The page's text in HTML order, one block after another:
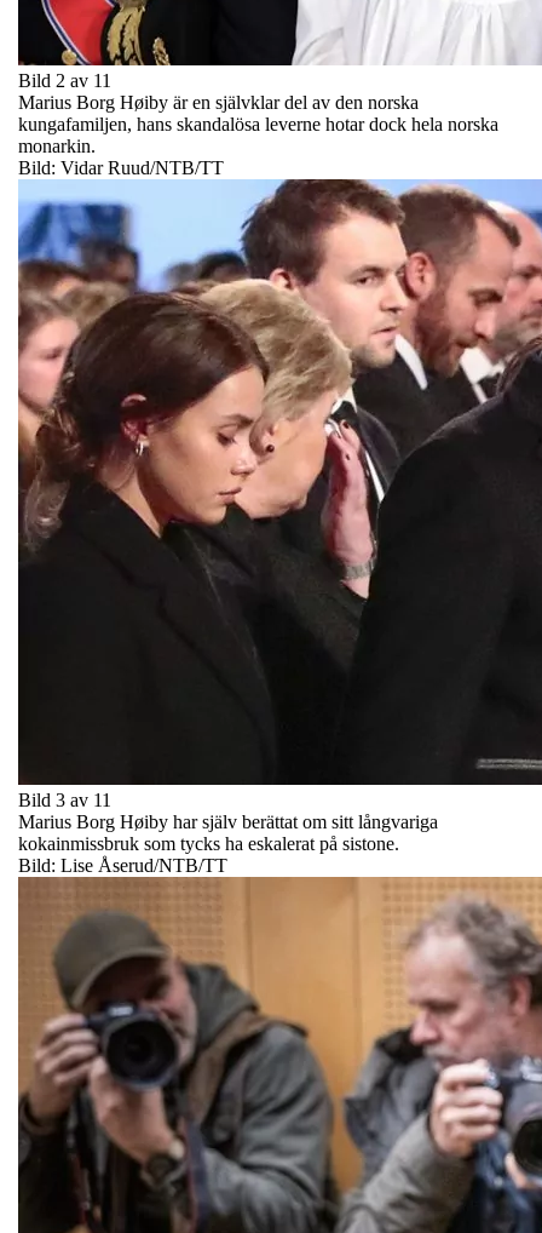
Bild 2 av 11
Marius Borg Høiby är en självklar del av den norska
kungafamiljen, hans skandalösa leverne hotar dock hela norska
monarkin.
Bild: Vidar Ruud/NTB/TT
Bild 3 av 11
Marius Borg Høiby har själv berättat om sitt långvariga
kokainmissbruk som tycks ha eskalerat på sistone.
Bild: Lise Åserud/NTB/TT